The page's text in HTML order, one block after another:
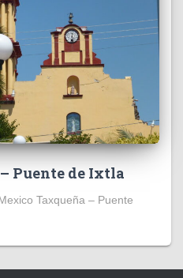
Puente de Ixtla
Taxqueña – Puente